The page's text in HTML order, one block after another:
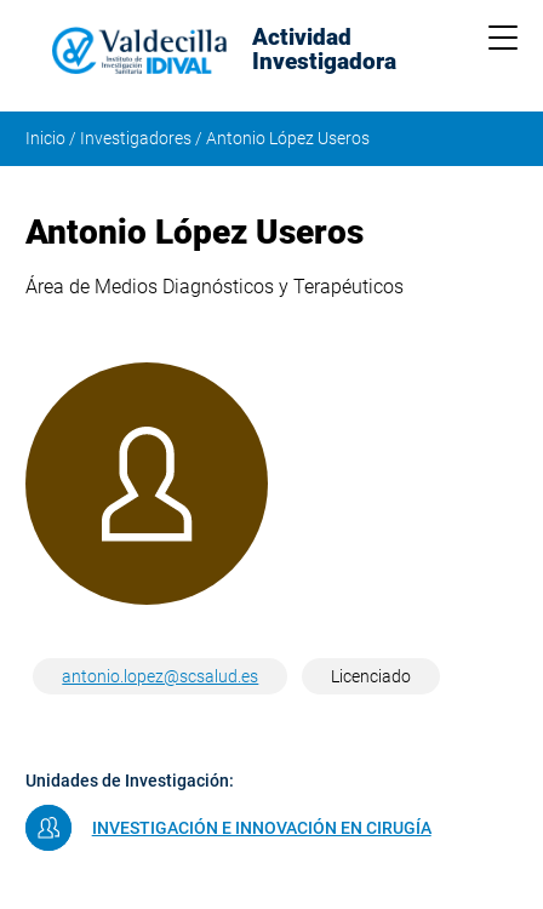
Actividad
Investigadora
Inicio / Investigadores / Antonio López Useros
Antonio López Useros
Área de Medios Diagnósticos y Terapéuticos
antonio.lopez@scsalud.es Licenciado
Unidades de Investigación:
INVESTIGACIÓN E INNOVACIÓN EN CIRUGÍA